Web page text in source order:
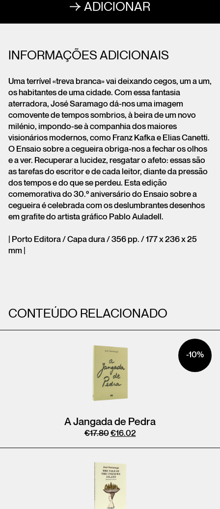
ADICIONAR
INFORMAÇÕES ADICIONAIS
Uma terrível «treva branca» vai deixando cegos, um a um,
os habitantes de uma cidade. Com essa fantasia
aterradora, José Saramago dá-nos uma imagem
comovente de tempos sombrios, à beira de um novo
milénio, impondo-se à companhia dos maiores
visionários modernos, como Franz Kafka e Elias Canetti.
O Ensaio sobre a cegueira obriga-nos a fechar os olhos
e a ver. Recuperar a lucidez, resgatar o afeto: essas são
as tarefas do escritor e de cada leitor, diante da pressão
dos tempos e do que se perdeu. Esta edição
comemorativa do 30.º aniversário do Ensaio sobre a
cegueira é celebrada com os deslumbrantes desenhos
em grafite do artista gráfico Pablo Auladell.
| Porto Editora / Capa dura / 356 pp. / 177 x 236 x 25
mm |
CONTEÚDO RELACIONADO
A Jangada de Pedra
€17.80€16.02
-10%